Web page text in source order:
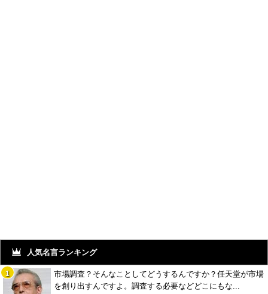
人気名言ランキング
市場調査？そんなことしてどうするんですか？任天堂が市場
を創り出すんですよ。調査する必要などどこにもな...